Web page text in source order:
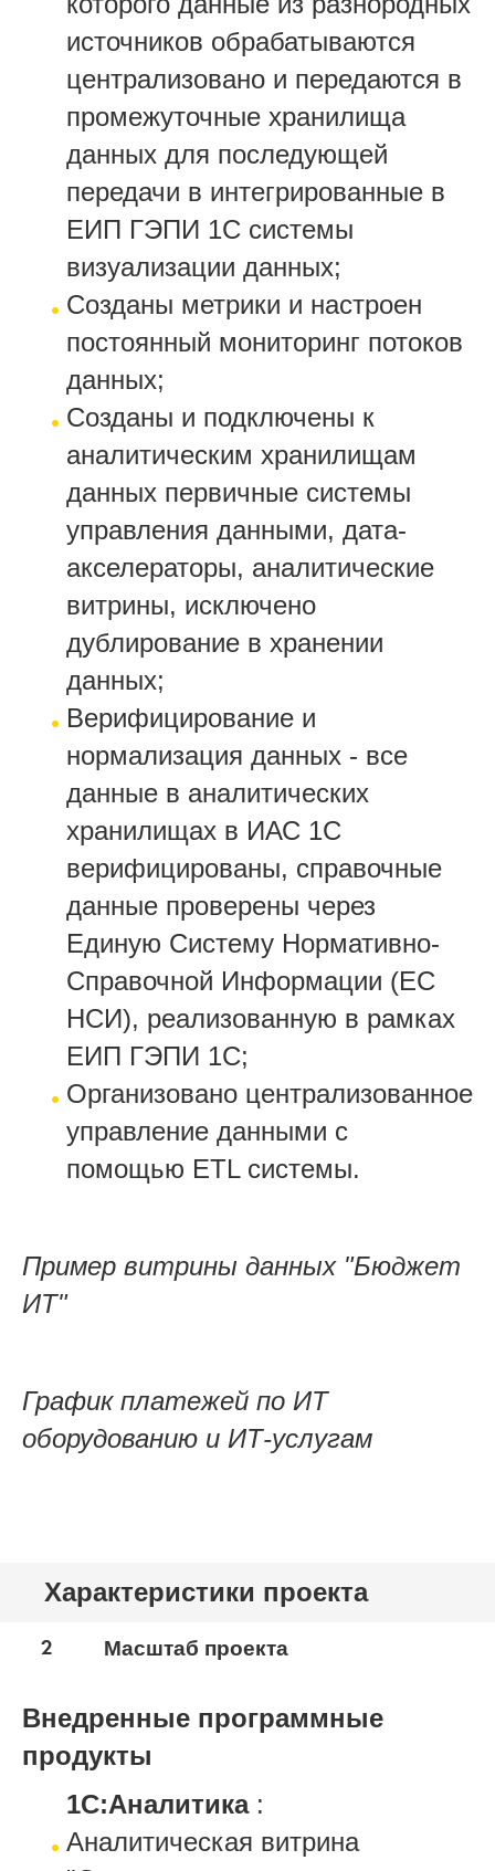
источников обрабатываются
централизовано и передаются в
промежуточные хранилища
данных для последующей
передачи в интегрированные в
ЕИП ГЭПИ 1С системы
визуализации данных;
Созданы метрики и настроен
постоянный мониторинг потоков
данных;
Созданы и подключены к
аналитическим хранилищам
данных первичные системы
управления данными, дата-
акселераторы, аналитические
витрины, исключено
дублирование в хранении
данных;
Верифицирование и
нормализация данных - все
данные в аналитических
хранилищах в ИАС 1С
верифицированы, справочные
данные проверены через
Единую Систему Нормативно-
Справочной Информации (ЕС
НСИ), реализованную в рамках
ЕИП ГЭПИ 1С;
Организовано централизованное
управление данными с
помощью ETL системы.
Пример витрины данных "Бюджет
ИТ"
График платежей по ИТ
оборудованию и ИТ-услугам
Характеристики проекта
2 Масштаб проекта
Внедренные программные
продукты
1С:Аналитика:
Аналитическая витрина